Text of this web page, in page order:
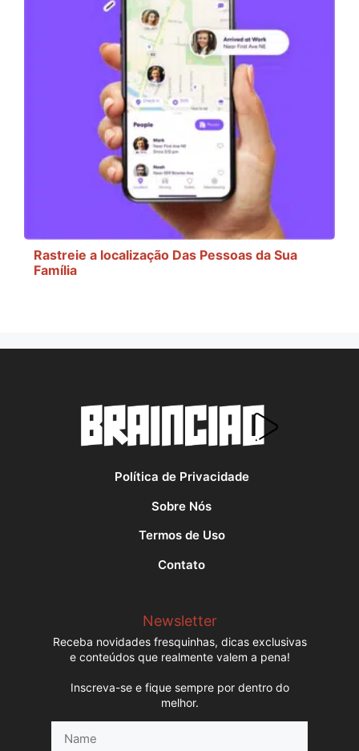
Rastreie a localização Das Pessoas da Sua
Família
Política de Privacidade
Sobre Nós
Termos de Uso
Contato
Newsletter
Receba novidades fresquinhas, dicas exclusivas
e conteúdos que realmente valem a pena!
Inscreva-se e fique sempre por dentro do
melhor.